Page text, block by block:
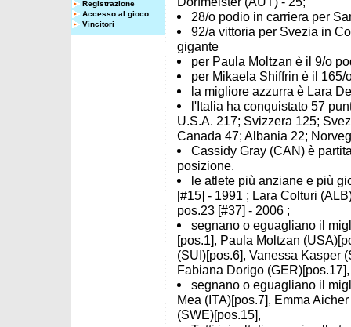
Registrazione
Accesso al gioco
Vincitori
28/o podio in carriera per
92/a vittoria per Svezia in
gigante
per Paula Moltzan è il 9/o
per Mikaela Shiffrin è il
la migliore azzurra è Lara
l'Italia ha conquistato 57
U.S.A. 217; Svizzera 125;
Canada 47; Albania 22;
Cassidy Gray (CAN) è
posizione.
le atlete più anziane e più
[#15] - 1991 ; Lara Colturi
pos.23 [#37] - 2006 ;
segnano o eguagliano il
[pos.1], Paula Moltzan
(SUI)[pos.6], Vanessa Kasper
Fabiana Dorigo
segnano o eguagliano il
Mea (ITA)[pos.7], Emma
(SWE)[pos.15],